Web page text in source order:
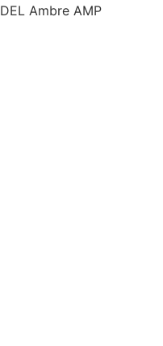
DEL Ambre AMP